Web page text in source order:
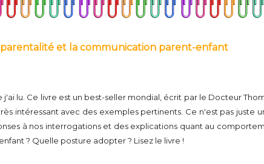
parentalité et la communication parent-enfant
lu. Ce livre est un best-seller mondial, écrit par le Docteur
intéressant avec des exemples pertinents. Ce n'est pas juste
à nos interrogations et des explications quant au
? Quelle posture adopter ? Lisez le livre !